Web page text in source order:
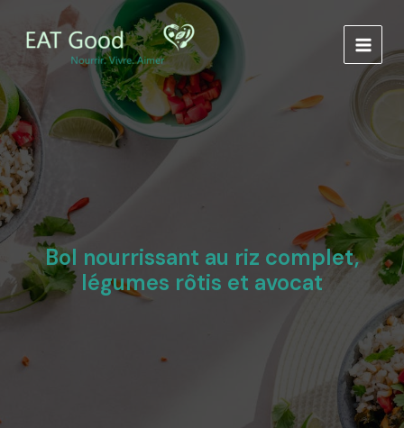
contenu
Bol nourrissant au riz complet,
légumes rôtis et avocat
Navigation
des
articles